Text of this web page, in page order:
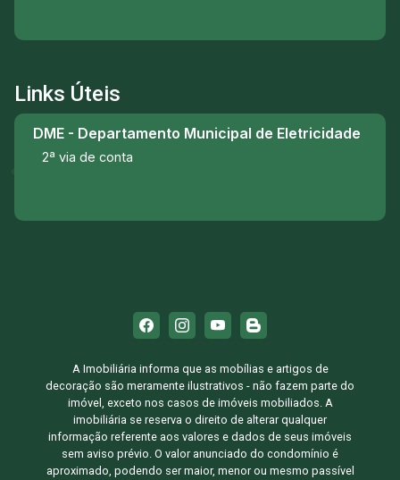
Links Úteis
DME - Departamento Municipal de Eletricidade
2ª via de conta
A Imobiliária informa que as mobílias e artigos de
decoração são meramente ilustrativos - não fazem parte do
imóvel, exceto nos casos de imóveis mobiliados. A
imobiliária se reserva o direito de alterar qualquer
informação referente aos valores e dados de seus imóveis
sem aviso prévio. O valor anunciado do condomínio é
aproximado, podendo ser maior, menor ou mesmo passível